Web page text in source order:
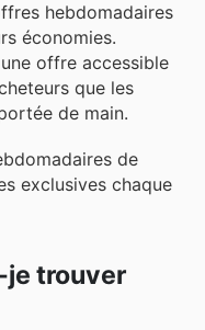
hebdomadaires
économies.
offre accessible
que les
de main.
de
exclusives chaque
je trouver